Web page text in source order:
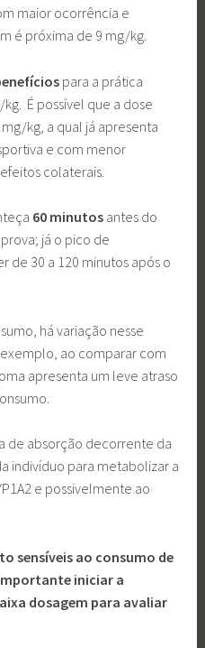
maior ocorrência e
é próxima de 9 mg/kg.
para a prática
É possível que a dose
kg, a qual já apresenta
e com menor
colaterais.
60 minutos antes do
já o pico de
30 a 120 minutos após o
há variação nesse
ao comparar com
apresenta um leve atraso
de absorção decorrente da
indivíduo para metabolizar a
e possivelmente ao
sensíveis ao consumo de
iniciar a
dosagem para avaliar